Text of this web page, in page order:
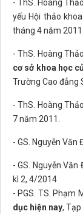
- ThS. Hoàng
yếu Hội thảo
tháng 4 năm 2011.
- ThS. Hoàng
cơ sở khoa học
Trường Cao đẳng
- ThS. Hoàng
7 năm 2011.
- GS. Nguyễn Văn
- GS. Nguyễn Văn
kì 2, 4/2014
- PGS. TS. Phạm
dục hiện nay,